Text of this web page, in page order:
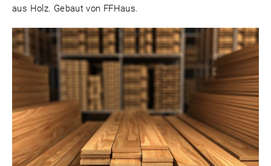
aus Holz. Gebaut von FFHaus.